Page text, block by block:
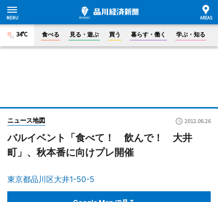
34°C 食べる 見る・遊ぶ 買う 暮らす・働く 学ぶ・知る
ニュース地図 2012.06.26
バルイベント「食べて！ 飲んで！ 大井
町」、秋本番に向けプレ開催
東京都品川区大井1-50-5